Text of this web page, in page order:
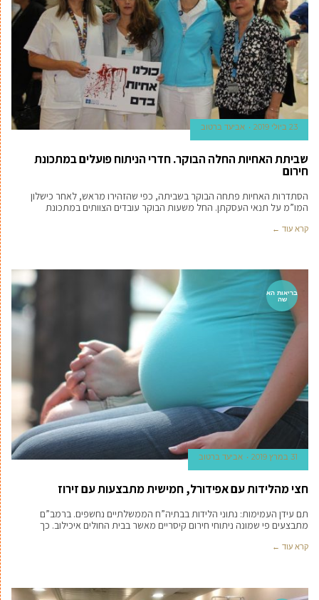
23 ביולי 2019 אביעד ברטוב
שביתת האחיות החלה הבוקר. חדרי הניתוח פועלים במתכונת
חירום
הסתדרות האחיות פתחה הבוקר בשביתה, כפי שהזהירו מראש, לאחר כישלון
המו”מ על תנאי העסקתן. החל משעות הבוקר עובדים הצוותים במתכונת
קרא עוד ←
בריאות הא
שה
31 במרץ 2019 אביעד ברטוב
חצי מהלידות עם אפידורל, חמישית מתבצעות עם זירוז
תם עידן העמימות: נתוני הלידות בבתיה”ח הממשלתיים נחשפים. ברמב”ם
מתבצעים פי שמונה ניתוחי חירום קיסריים מאשר בבית החולים איכילוב. כך
קרא עוד ←